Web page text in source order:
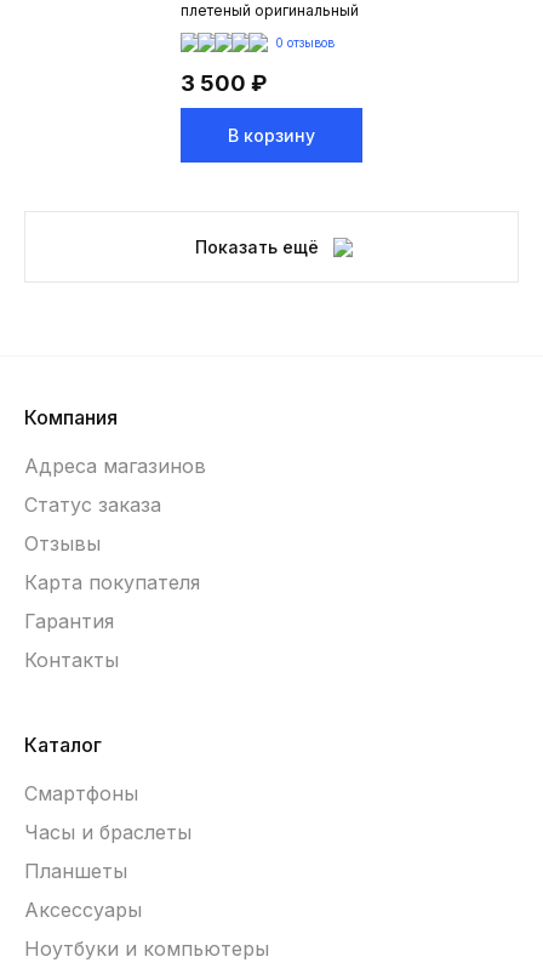
плетеный оригинальный
0 отзывов
3 500 ₽
В корзину
Показать ещё
Компания
Адреса магазинов
Статус заказа
Отзывы
Карта покупателя
Гарантия
Контакты
Каталог
Смартфоны
Часы и браслеты
Планшеты
Аксессуары
Ноутбуки и компьютеры